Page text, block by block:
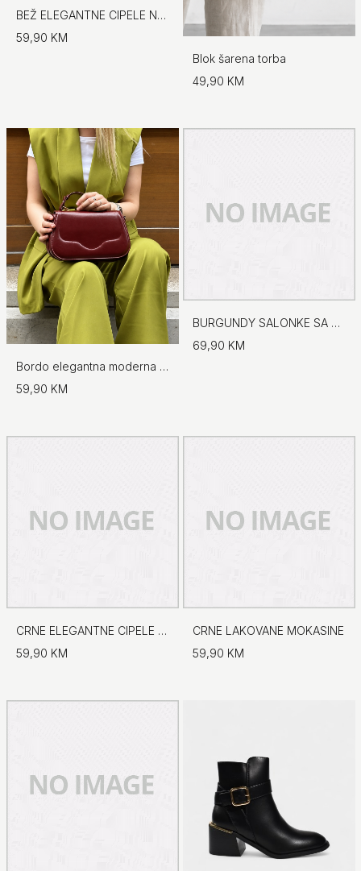
BEŽ ELEGANTNE CIPELE NA ŠPIC
59,90 KM
Blok šarena torba
49,90 KM
Bordo elegantna moderna torba s preklopom
59,90 KM
BURGUNDY SALONKE SA UKRASNIM DETALJEM
69,90 KM
CRNE ELEGANTNE CIPELE NA ŠPIC
59,90 KM
CRNE LAKOVANE MOKASINE
59,90 KM